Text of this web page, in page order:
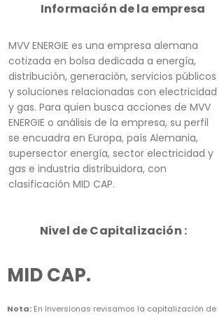
Información de la empresa
MVV ENERGIE es una empresa alemana
cotizada en bolsa dedicada a energía,
distribución, generación, servicios públicos
y soluciones relacionadas con electricidad
y gas. Para quien busca acciones de MVV
ENERGIE o análisis de la empresa, su perfil
se encuadra en Europa, país Alemania,
supersector energía, sector electricidad y
gas e industria distribuidora, con
clasificación MID CAP.
Nivel de Capitalización :
MID CAP.
Nota: En Inversionas revisamos la capitalización de